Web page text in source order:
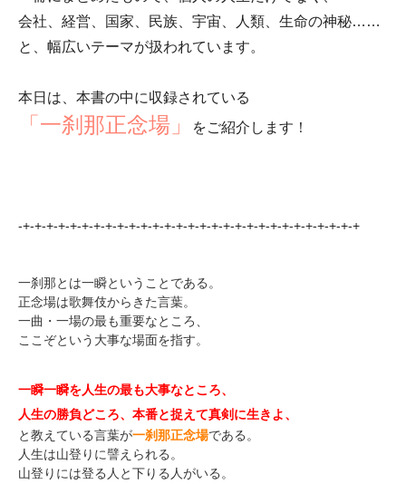
会社、経営、国家、民族、宇宙、人類、生命の神秘……
と、 幅広いテーマが扱われています。
本日は、本書の中に収録されている
「一刹那正念場」 をご紹介します ！
-+-+-+-+-+-+-+-+-+-+-+-+-+-+-+-+-+-+-+-+-+-+-+-+-+-+-+-+-+
一刹那とは一瞬ということである。
正念場は歌舞伎からきた言葉。
一曲・一場の最も重要なところ、
ここぞという大事な場面を指す。
一瞬一瞬を人生の最も大事なところ、
人生の勝負どころ、本番と捉えて真剣に生きよ、
と教えている言葉が一刹那正念場である。
人生は山登りに譬えられる。
山登りには登る人と下りる人がいる。